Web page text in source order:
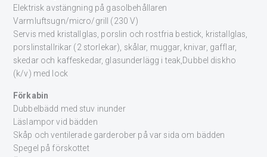
Elektrisk avstängning på gasolbehållaren
Varmluftsugn/micro/grill (230 V)
Servis med kristallglas, porslin och rostfria bestick, kristallglas,
porslinstallrikar (2 storlekar), skålar, muggar, knivar, gafflar,
skedar och kaffeskedar, glasunderlägg i teak,Dubbel diskho
(k/v) med lock
Förkabin
Dubbelbädd med stuv inunder
Läslampor vid bädden
Skåp och ventilerade garderober på var sida om bädden
Spegel på förskottet